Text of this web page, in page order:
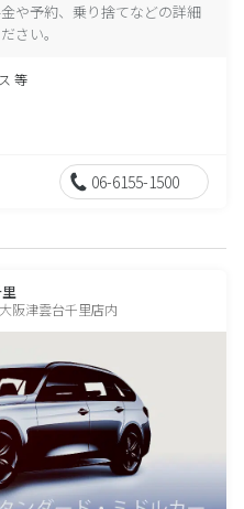
や予約、乗り捨てなどの詳細
さい。
等
06-6155-1500
阪津雲台千里店内